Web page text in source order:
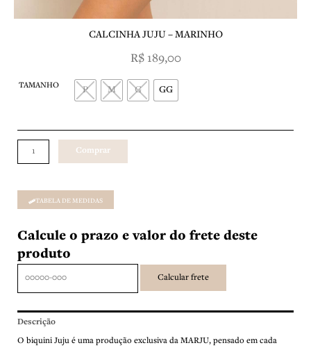
CALCINHA JUJU – MARINHO
R$189,00
TAMANHO P M G GG
JUJU
quantidade
Comprar
TABELA DE MEDIDAS
Calcule o prazo e valor do frete deste
produto
Descrição
O biquini Juju é uma produção exclusiva da MARJU, pensado em cada